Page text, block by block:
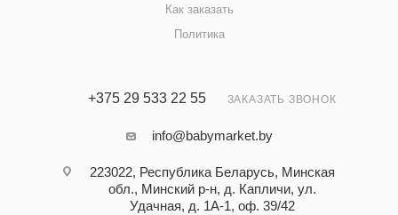
Как заказать
Политика
+375 29 533 22 55 ЗАКАЗАТЬ ЗВОНОК
info@babymarket.by
223022, Республика Беларусь, Минская
обл., Минский р-н, д. Капличи, ул.
Удачная, д. 1А-1, оф. 39/42